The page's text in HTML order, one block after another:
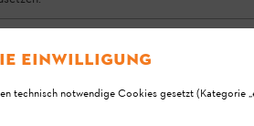
Auch während des
auf dem Connector
Portal ist allerdings eine
Einwilligung
technisch notwendige Cookies gesetzt (Kategorie